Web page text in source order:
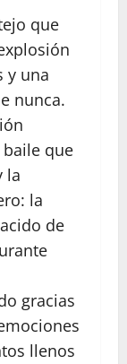
que
y una
nunca.
que
la
la
de
gracias
llenos